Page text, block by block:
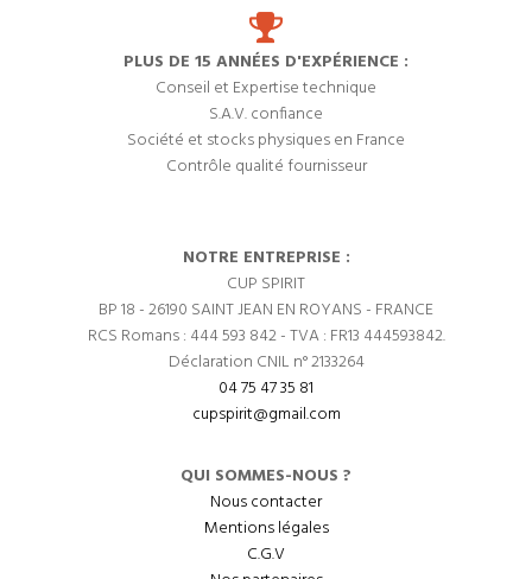
PLUS DE 15 ANNÉES D'EXPÉRIENCE :
Conseil et Expertise technique
S.A.V. confiance
Société et stocks physiques en France
Contrôle qualité fournisseur
NOTRE ENTREPRISE :
CUP SPIRIT
BP 18 - 26190 SAINT JEAN EN ROYANS - FRANCE
RCS Romans : 444 593 842 - TVA : FR13 444593842.
Déclaration CNIL n° 2133264
04 75 47 35 81
cupspirit@gmail.com
QUI SOMMES-NOUS ?
Nous contacter
Mentions légales
C.G.V